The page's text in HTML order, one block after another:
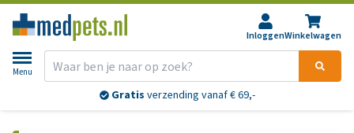
InloggenWinkelwagen
Menu
Gratis verzending vanaf € 69,-